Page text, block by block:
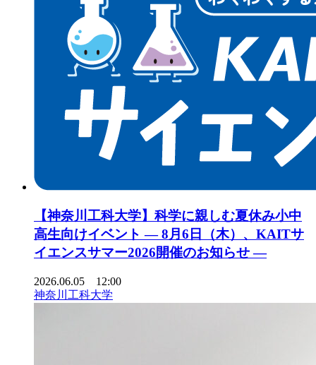
【神奈川工科大学】科学に親しむ夏休み小中
高生向けイベント ― 8月6日（木）、KAITサ
イエンスサマー2026開催のお知らせ ―
2026.06.05 12:00
神奈川工科大学